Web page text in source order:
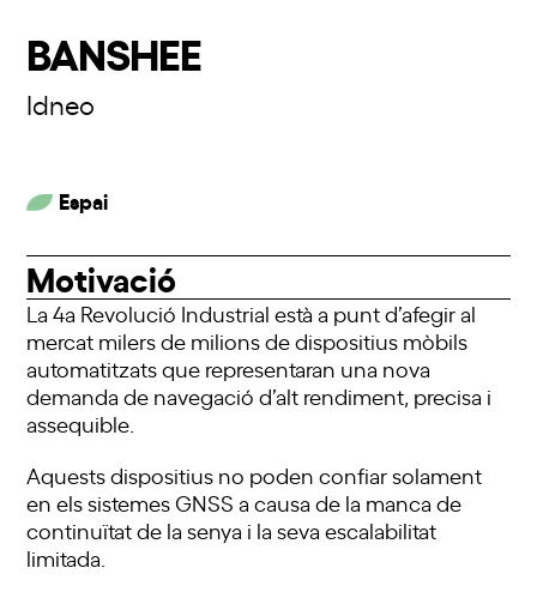
BANSHEE
Idneo
Espai
Motivació
La 4a Revolució Industrial està a punt d’afegir al
mercat milers de milions de dispositius mòbils
automatitzats que representaran una nova
demanda de navegació d’alt rendiment, precisa i
assequible.
Aquests dispositius no poden confiar solament
en els sistemes GNSS a causa de la manca de
continuïtat de la senya i la seva escalabilitat
limitada.